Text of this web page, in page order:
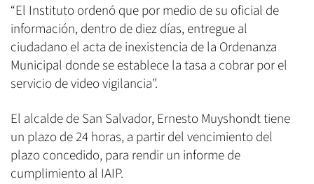
“El Instituto ordenó que por medio de su oficial de
información, dentro de diez días, entregue al
ciudadano el acta de inexistencia de la Ordenanza
Municipal donde se establece la tasa a cobrar por el
servicio de video vigilancia”.
El alcalde de San Salvador, Ernesto Muyshondt tiene
un plazo de 24 horas, a partir del vencimiento del
plazo concedido, para rendir un informe de
cumplimiento al IAIP.